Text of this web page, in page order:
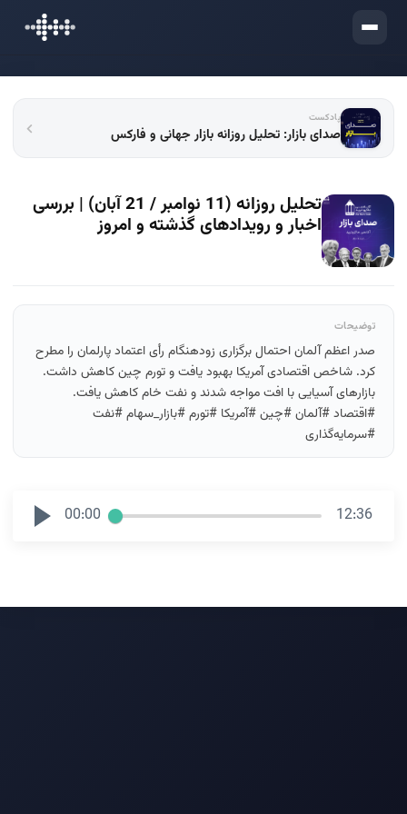
ورود
پادکست
صدای بازار: تحلیل روزانه بازار جهانی و فارکس
تحلیل روزانه (11 نوامبر / 21 آبان) | بررسی
اخبار و رویدادهای گذشته و امروز
توضیحات
صدر اعظم آلمان احتمال برگزاری زودهنگام رأی اعتماد پارلمان را مطرح
کرد. شاخص اقتصادی آمریکا بهبود یافت و تورم چین کاهش داشت.
بازارهای آسیایی با افت مواجه شدند و نفت خام کاهش یافت.
#اقتصاد #آلمان #چین #آمریکا #تورم #بازار_سهام #نفت
#سرمایه‌گذاری
00:00 12:36